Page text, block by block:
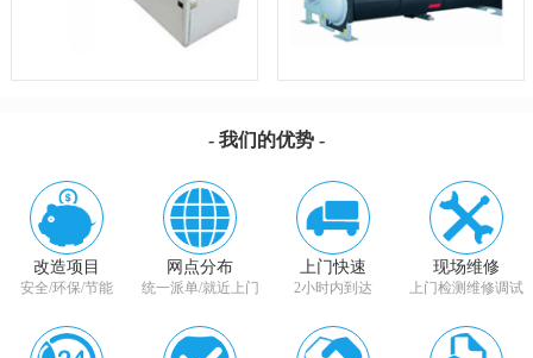
- 我们的优势 -
改造项目
安全/环保/节能
网点分布
统一派单/就近上门
上门快速
2小时内到达
现场维修
上门检测维修调试